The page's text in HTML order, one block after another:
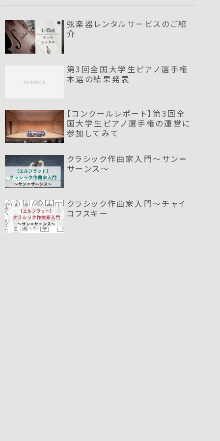
弦楽器レンタルサービスのご紹
介
第3回全国大学生ピアノ選手権
本選の結果発表
【コンクールレポート】第3回全
国大学生ピアノ選手権の運営に
参加してみて
クラシック作曲家入門～サン＝
サーンス～
クラシック作曲家入門～チャイ
コフスキー